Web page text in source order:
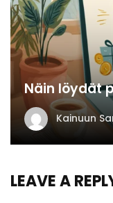
Näin löydät
Kainuun
LEAVE A